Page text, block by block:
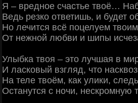
Я – вредное счастье твоё…
Ведь резко ответишь, и будет
Но лечится всё поцелуем
От нежной любви и шипы
Улыбка твоя – это лучшая в
И ласковый взгляд, что
На теле твоём, как улики,
Останутся с ночи, нескромную